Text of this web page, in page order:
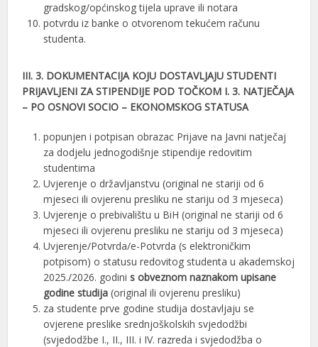
gradskog/općinskog tijela uprave ili notara
potvrdu iz banke o otvorenom tekućem računu
studenta.
III. 3. DOKUMENTACIJA KOJU DOSTAVLJAJU STUDENTI
PRIJAVLJENI ZA STIPENDIJE POD TOČKOM I. 3. NATJEČAJA
– PO OSNOVI SOCIO – EKONOMSKOG STATUSA
popunjen i potpisan obrazac Prijave na Javni natječaj
za dodjelu jednogodišnje stipendije redovitim
studentima
Uvjerenje o državljanstvu (original ne stariji od 6
mjeseci ili ovjerenu presliku ne stariju od 3 mjeseca)
Uvjerenje o prebivalištu u BiH (original ne stariji od 6
mjeseci ili ovjerenu presliku ne stariju od 3 mjeseca)
Uvjerenje/Potvrda/e-Potvrda (s elektroničkim
potpisom) o statusu redovitog studenta u akademskoj
2025./2026. godinis obveznom naznakom upisane
godine studija(original ili ovjerenu presliku)
za studente prve godine studija dostavljaju se
ovjerene preslike srednjoškolskih svjedodžbi
(svjedodžbe I., II., III. i IV. razreda i svjedodžba o